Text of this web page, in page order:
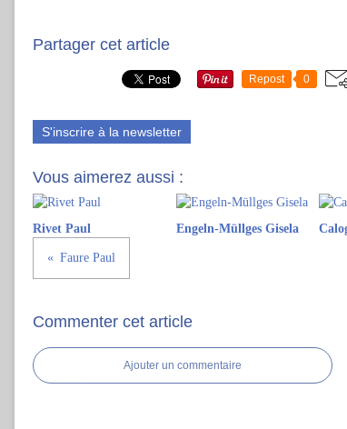
Partager cet article
Repost 0
S'inscrire à la newsletter
Vous aimerez aussi :
Rivet Paul Engeln-Müllges Gisela
Faure Paul
Commenter cet article
Ajouter un commentaire